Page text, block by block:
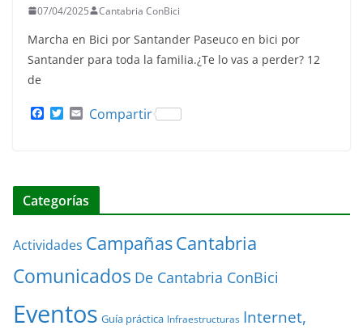
07/04/2025 Cantabria ConBici
Marcha en Bici por Santander Paseuco en bici por
Santander para toda la familia.¿Te lo vas a perder? 12
de
o
k
T
r
Compartir
Categorías
Actividades CampañasCantabria
Comunicados De Cantabria ConBici
Eventos Guía práctica Infraestructuras Internet,